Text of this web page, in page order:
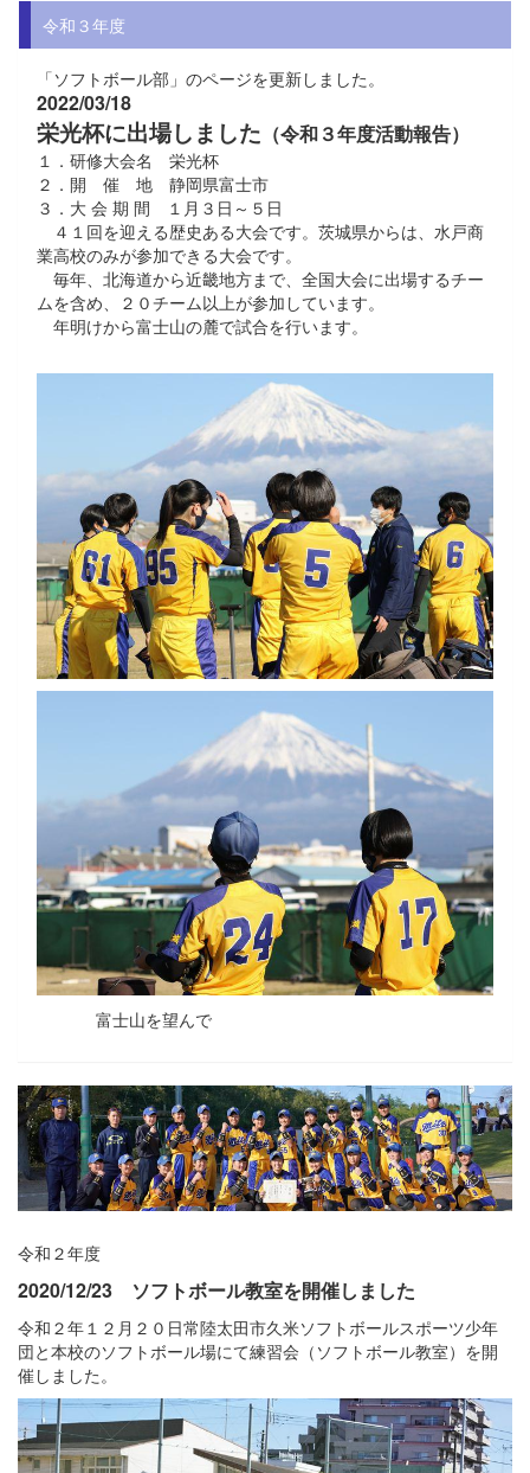
令和３年度
「ソフトボール部」のページを更新しました。
2022/03/18
栄光杯に出場しました （令和３年度活動報告）
１．研修大会名 栄光杯
２．開 催 地 静岡県富士市
３．大 会 期 間 １月３日～５日
４１回を迎える歴史ある大会です。茨城県からは、水戸商
業高校のみが参加できる大会です。
毎年、北海道から近畿地方まで、全国大会に出場するチー
ムを含め、２０チーム以上が参加しています。
年明けから富士山の麓で試合を行います。
富士山を望んで
令和２年度
2020/12/23 ソフトボール教室を開催しました
令和２年１２月２０日常陸太田市久米ソフトボールスポーツ少年
団と本校のソフトボール場にて練習会（ソフトボール教室）を開
催しました。